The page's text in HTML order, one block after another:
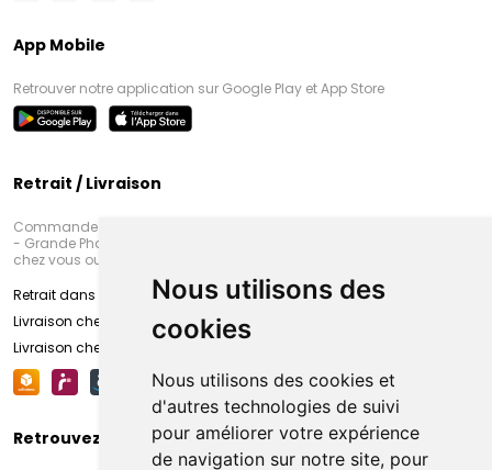
Nous utilisons des
cookies
Nous utilisons des cookies et
d'autres technologies de suivi
pour améliorer votre expérience
de navigation sur notre site, pour
App Mobile
Retrouver notre application sur Google Play et App Store
Retrait / Livraison
Commandez en ligne et venez chercher votre commande à Amiens
- Grande Pharmacie d’Amiens (Fachon) ou recevez-là rapidement
chez vous ou en point retrait
Retrait dans la pharmacie d’Amiens
Livraison chez vous
Livraison chez votre commerçant
Retrouvez-nous sur vos réseaux sociaux